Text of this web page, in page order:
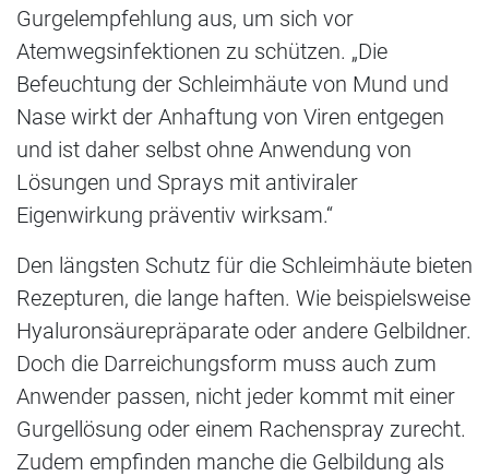
Gurgelempfehlung aus, um sich vor
Atemwegsinfektionen zu schützen. „Die
Befeuchtung der Schleimhäute von Mund und
Nase wirkt der Anhaftung von Viren entgegen
und ist daher selbst ohne Anwendung von
Lösungen und Sprays mit antiviraler
Eigenwirkung präventiv wirksam.“
Den längsten Schutz für die Schleimhäute bieten
Rezepturen, die lange haften. Wie beispielsweise
Hyaluronsäurepräparate oder andere Gelbildner.
Doch die Darreichungsform muss auch zum
Anwender passen, nicht jeder kommt mit einer
Gurgellösung oder einem Rachenspray zurecht.
Zudem empfinden manche die Gelbildung als